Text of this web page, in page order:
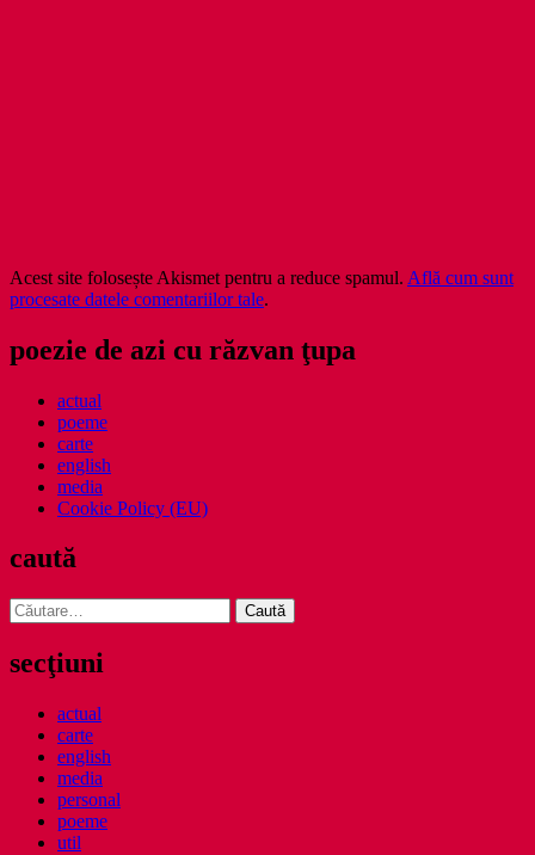
Acest site folosește Akismet pentru a reduce spamul. Află cum sunt
procesate datele comentariilor tale.
poezie de azi cu răzvan ţupa
actual
poeme
carte
english
media
Cookie Policy (EU)
caută
Caută
după:
secţiuni
actual
carte
english
media
personal
poeme
util